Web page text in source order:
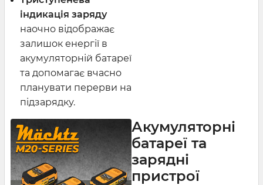
індикація заряду
наочно відображає
залишок енергії в
акумуляторній батареї
та допомагає вчасно
планувати перерви на
підзарядку.
Акумуляторні
батареї та
зарядні
пристрої